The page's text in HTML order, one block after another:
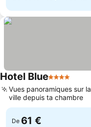
Hotel Blue4 Étoiles
Vues panoramiques sur la
ville depuis ta chambre
De 61 €